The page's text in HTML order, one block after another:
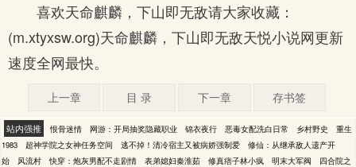
喜欢天命麒麟，下山即无敌请大家收藏：
(m.xtyxsw.org)天命麒麟，下山即无敌天悦小说网更新
速度全网最快。
上一章 目 录 下一章 存书签
站内强推 恨骨迷情 网游：开局抽奖隐藏职业 锦衣夜行 恶毒女配洗白日常 乡村野史
重生
1983
超神学院之女神任务空间 逃不掉！清冷宿主又被病娇强制爱
修仙：从继承敌人遗产开
始
风流村 快穿：炮灰男配不走剧情 表弟媳妇秦淮茹 修真痞子林小疯 明末大军阀
四合院之